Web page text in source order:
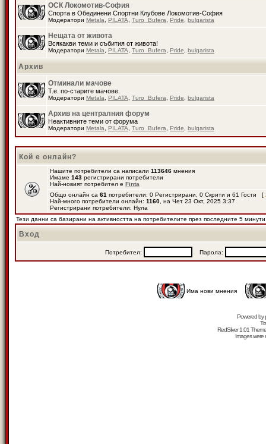
ОСК Локомотив-София
Спорта в Обединени Спортни Клубове Локомотив-София
Модератори Metala PILATA Turo_Bufera Pride bulgarista
Нещата от живота
Всякакви теми и събития от живота!
Модератори Metala PILATA Turo_Bufera Pride bulgarista
Архив
Отминали мачове
Т.е. по-старите мачове.
Модератори Metala PILATA Turo_Bufera Pride bulgarista
Архив на централния форум
Неактивните теми от форума
Модератори Metala PILATA Turo_Bufera Pride bulgarista
Кой е онлайн?
Нашите потребители са написали 113646 мнения
Имаме 143 регистрирани потребители
Най-новият потребител е Finta
Общо онлайн са 61 потребители: 0 Регистрирани, 0 Скрити и 61 Гости [
Най-много потребители онлайн: 1160 , на Чет 23 Окт, 2025 3:37
Регистрирани потребители: Нула
Тези данни са базирани на активността на потребителите през последните 5 минути
Вход
Потребител: Парола:
Има нови мнения
Powered by
RedSilver 1.01
Images were